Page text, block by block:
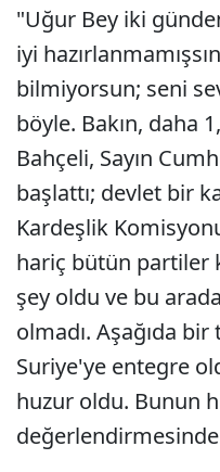
"Uğur Bey iki
iyi
bilmiyorsun; seni
böyle. Bakın, daha
Bahçeli, Sayın
başlattı; devlet bir
Kardeşlik
hariç bütün partiler
şey oldu ve bu
olmadı. Aşağıda
Suriye'ye entegre
huzur oldu. Bunun